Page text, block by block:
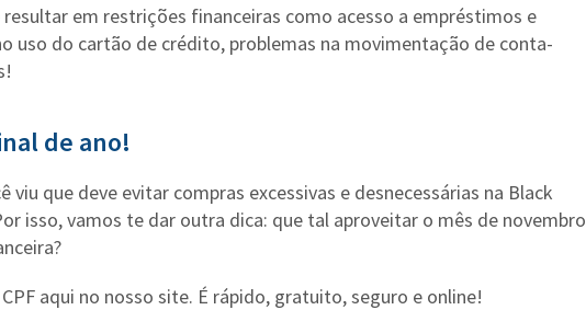
em restrições financeiras como acesso a empréstimos e
uso do cartão de crédito, problemas na movimentação de conta-
de ano!
viu que deve evitar compras excessivas e desnecessárias na Black
isso, vamos te dar outra dica: que tal aproveitar o mês de novembro
aqui no nosso site. É rápido, gratuito, seguro e online!